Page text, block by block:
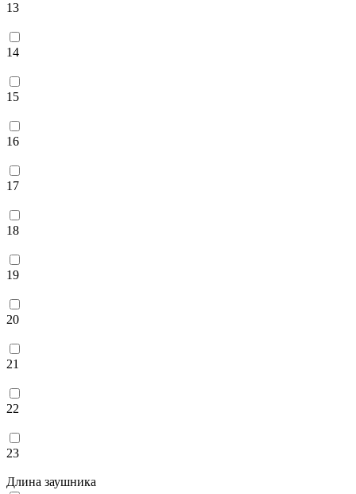
13
14
15
16
17
18
19
20
21
22
23
Длина заушника